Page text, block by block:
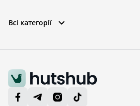
Всі категорії